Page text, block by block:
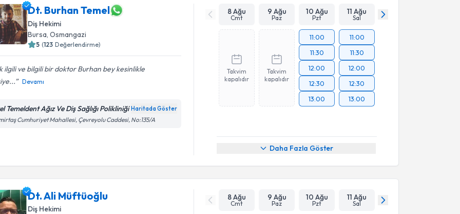
Dt. Burhan Temel
Diş Hekimi
Bursa , Osmangazi
5 (123 Değerlendirme)
ilgili ve bilgili bir doktor Burhan bey kesinlikle
Devamı
Temeldent Ağız Ve Diş Sağlığı Polikliniği Haritada Göster
Cumhuriyet Mahallesi, Çevreyolu Caddesi, No:135/A
8 Ağu
Cmt
9 Ağu
Paz
10 Ağu
Pzt
11 Ağu
Sal
Takvim
kapalıdır
Takvim
kapalıdır
11:00
11:30
12:00
12:30
13:00
11:00
11:30
12:00
12:30
13:00
Daha Fazla Göster
Dt. Ali Müftüoğlu
Diş Hekimi
8 Ağu
Cmt
9 Ağu
Paz
10 Ağu
Pzt
11 Ağu
Sal